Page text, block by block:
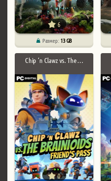
6
Размер: 13 GB
Chip ‘n Clawz vs. The …
0